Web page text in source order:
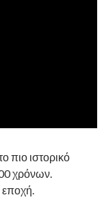
πιο ιστορικό
χρόνων.